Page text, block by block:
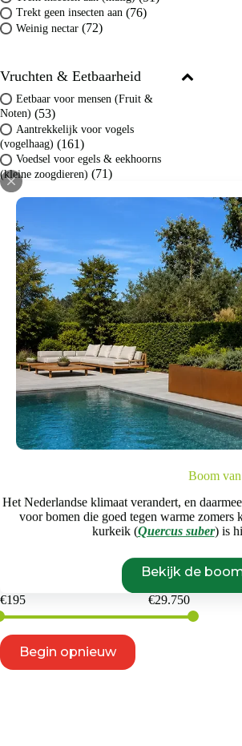
Boom
Het Nederlandse klimaat verandert, en
voor bomen die goed tegen warme zomers
kurkeik (Quercus suber) is
Bekijk de
Trekt geen insecten aan (76)
Weinig nectar (72)
Vruchten & Eetbaarheid
Eetbaar voor mensen (Fruit &
Noten) (53)
Aantrekkelijk voor vogels
(vogelhaag) (161)
Voedsel voor egels & eekhoorns
(kleine zoogdieren) (71)
Siervruchten
Geen of onopvallend vruchten
Grondsoort
Lichte klei / Leem / Zavel
(Vruchtbaar)
(306)
Zandgrond (Droog &
Doorlatend)(284)
Kleigrond (Vast & Vochtig)(237)
Veengrond / Zure grond(113)
Zonlicht
Windgevoeligheid
Huidige grootte
1,5-2m 18-20m
€195 €29.750
Begin opnieuw